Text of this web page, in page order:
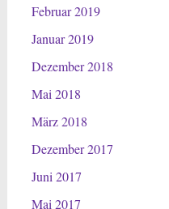
Februar 2019
Januar 2019
Dezember 2018
Mai 2018
März 2018
Dezember 2017
Juni 2017
Mai 2017